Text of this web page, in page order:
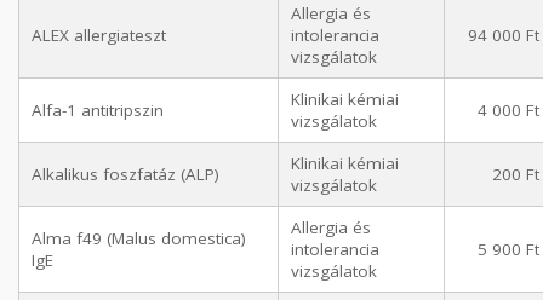
ALEX allergiateszt
Allergia és
intolerancia
vizsgálatok
94 000 Ft
Alfa-1 antitripszin
Klinikai kémiai
vizsgálatok
4 000 Ft
Alkalikus foszfatáz (ALP)
Klinikai kémiai
vizsgálatok
200 Ft
Alma f49 (Malus domestica)
IgE
Allergia és
intolerancia
vizsgálatok
5 900 Ft